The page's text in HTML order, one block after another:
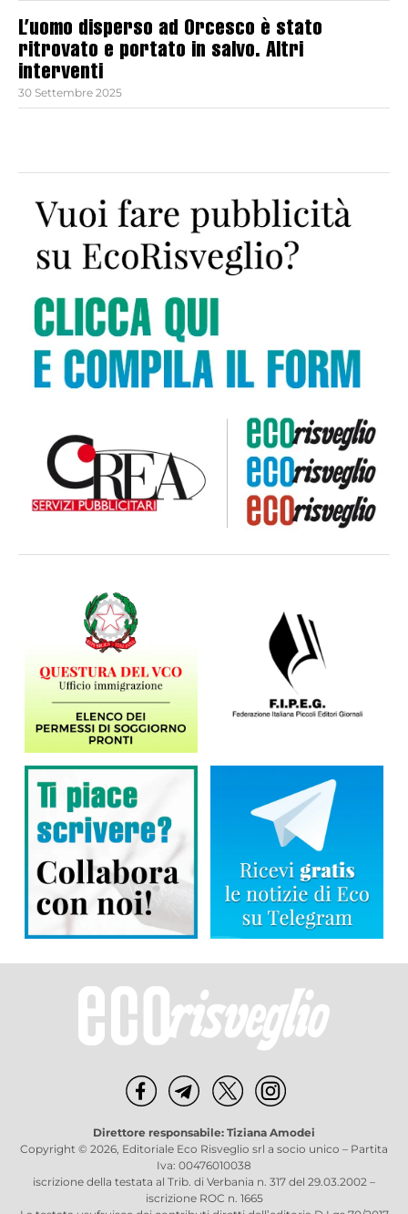
L’uomo disperso ad Orcesco è stato
ritrovato e portato in salvo. Altri
interventi
30 Settembre 2025
Direttore responsabile: Tiziana Amodei
Copyright © 2026, Editoriale Eco Risveglio srl a socio unico – Partita
Iva: 00476010038
iscrizione della testata al Trib. di Verbania n. 317 del 29.03.2002 –
iscrizione ROC n. 1665